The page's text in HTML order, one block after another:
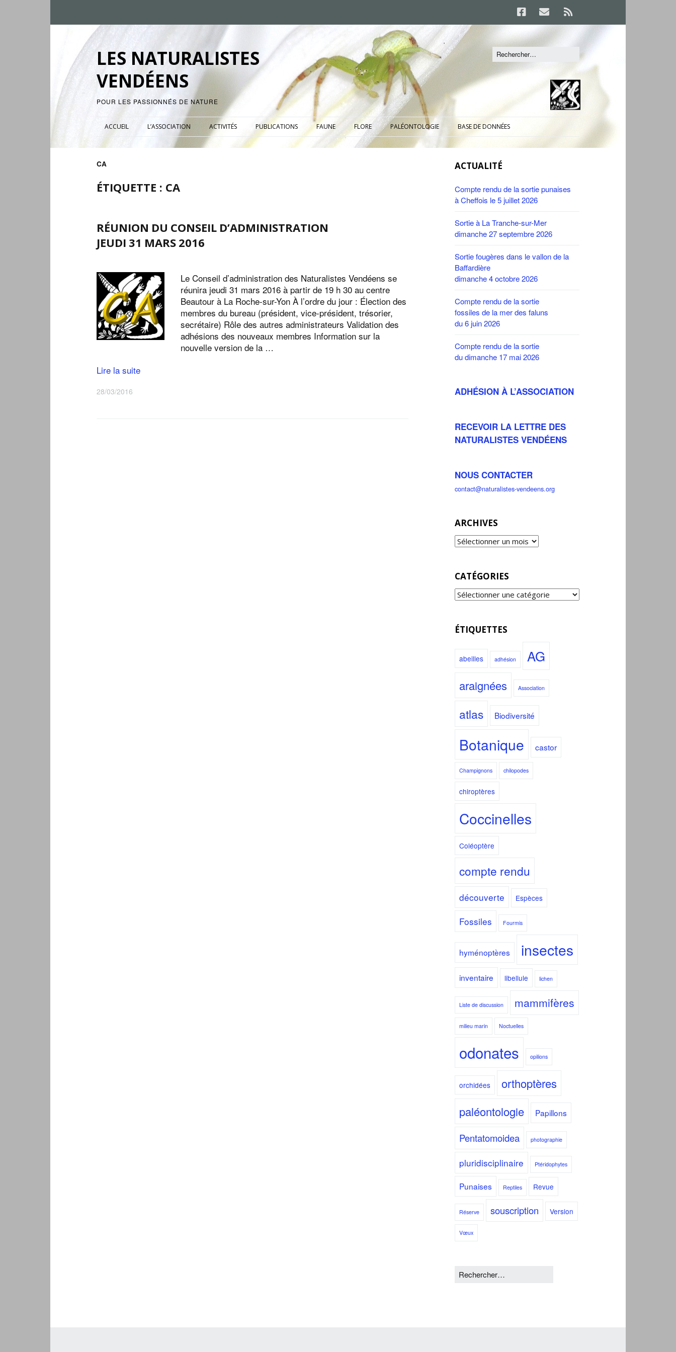
LES NATURALISTES
VENDÉENS
POUR LES PASSIONNÉS DE NATURE
ACCUEIL L’ASSOCIATION ACTIVITÉS PUBLICATIONS FAUNE FLORE PALÉONTOLOGIE BASE DE DONNÉES
CA
ÉTIQUETTE : CA
RÉUNION DU CONSEIL D’ADMINISTRATION
JEUDI 31 MARS 2016
Le Conseil d’administration des Naturalistes Vendéens se
réunira jeudi 31 mars 2016 à partir de 19 h 30 au centre
Beautour à La Roche-sur-Yon À l’ordre du jour : Élection des
membres du bureau (président, vice-président, trésorier,
secrétaire) Rôle des autres administrateurs Validation des
adhésions des nouveaux membres Information sur la
nouvelle version de la …
Lire la suite
28/03/2016
ACTUALITÉ
Compte rendu de la sortie punaises
à Cheffois le 5 juillet 2026
Sortie à La Tranche-sur-Mer
dimanche 27 septembre 2026
Sortie fougères dans le vallon de la
Baffardière
dimanche 4 octobre 2026
Compte rendu de la sortie
fossiles de la mer des faluns
du 6 juin 2026
Compte rendu de la sortie
du dimanche 17 mai 2026
ADHÉSION À L’ASSOCIATION
RECEVOIR LA LETTRE DES
NATURALISTES VENDÉENS
NOUS CONTACTER
contact@naturalistes-vendeens.org
ARCHIVES
CATÉGORIES
ÉTIQUETTES
abeilles adhésion AG
araignées Association
atlas Biodiversité
Botanique castor
Champignons chilopodes
chiroptères
Coccinelles
Coléoptère
compte rendu
découverte Espèces
Fossiles Fourmis
hyménoptères insectes
inventaire libellule lichen
Liste de discussion mammifères
milieu marin Noctuelles
odonates opilions
orchidées
orthoptères
paléontologie
Papillons
Pentatomoidea photographie
pluridisciplinaire Ptéridophytes
Punaises Reptiles Revue
Réserve souscription Version
Vœux